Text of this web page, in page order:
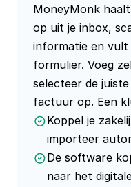
MoneyMonk
op uit je inbox,
informatie en vult
formulier. Voeg
selecteer de
Koppel je
importeer
De software
naar het